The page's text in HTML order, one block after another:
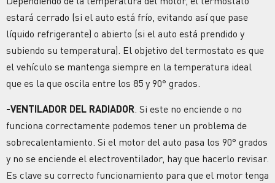
estará cerrado (si el auto está frío, evitando así que pase
líquido refrigerante) o abierto (si el auto está prendido y
subiendo su temperatura). El objetivo del termostato es que
el vehículo se mantenga siempre en la temperatura ideal
que es la que oscila entre los 85 y 90° grados.
-VENTILADOR DEL RADIADOR . Si este no enciende o no
funciona correctamente podemos tener un problema de
sobrecalentamiento. Si el motor del auto pasa los 90° grados
y no se enciende el electroventilador, hay que hacerlo revisar.
Es clave su correcto funcionamiento para que el motor tenga